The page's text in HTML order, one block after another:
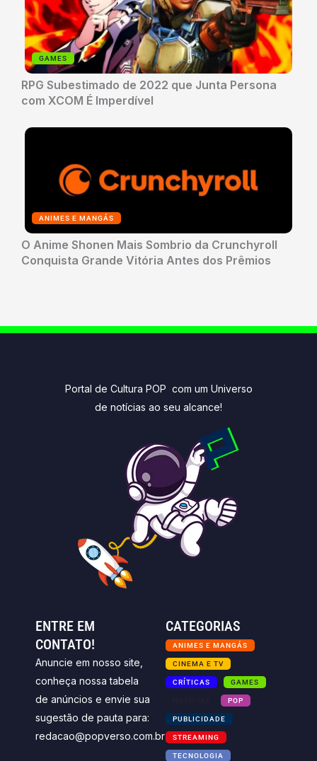
GAMES
RPG Subestimado de 2022 que Junta Persona
com XCOM É Imperdível
ANIMES E MANGÁS
O Anime Shonen Mais Sombrio da Crunchyroll
Conquista Grande Vitória Antes dos Prêmios
Portal de Cultura POP com um Universo
de notícias ao seu alcance!
ENTRE EM
CONTATO!
Anuncie em nosso site,
conheça nossa tabela
de anúncios e envie sua
sugestão de pauta para:
redacao@popverso.com.br
CATEGORIAS
ANIMES E MANGÁS
CINEMA E TV
CRÍTICAS GAMES
POP
PUBLICIDADE
STREAMING
TECNOLOGIA